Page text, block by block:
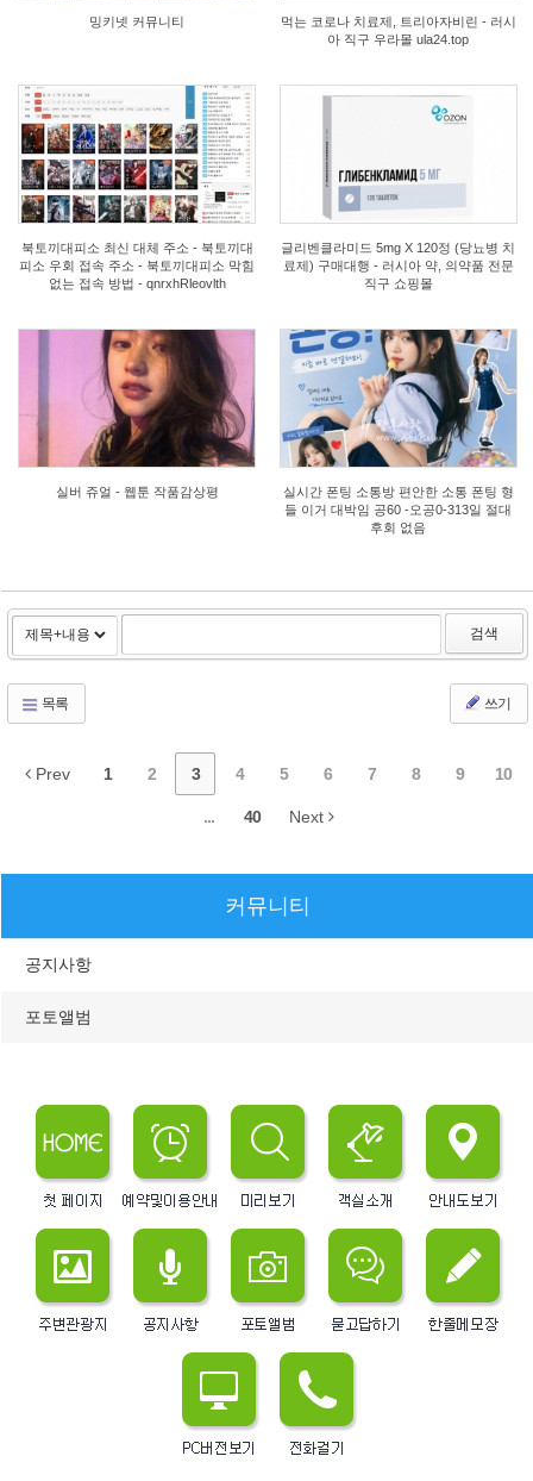
밍키넷 커뮤니티
먹는 코로나 치료제, 트리아자비린 - 러시
아 직구 우라몰 ula24.top
0
북토끼대피소 최신 대체 주소 - 북토끼대
피소 우회 접속 주소 - 북토끼대피소 막힘
없는 접속 방법 - qnrxhRleovlth
글리벤클라미드 5mg X 120정 (당뇨병 치
료제) 구매대행 - 러시아 약, 의약품 전문
직구 쇼핑몰
실버 쥬얼 - 웹툰 작품감상평
1
실시간 폰팅 소통방 편안한 소통 폰팅 형
들 이거 대박임 공60 -오공0-313일 절대
후회 없음
검색
목록 쓰기
Prev 1 2 3 4 5 6 7 8 9 10
... 40 Next
커뮤니티
공지사항
포토앨범